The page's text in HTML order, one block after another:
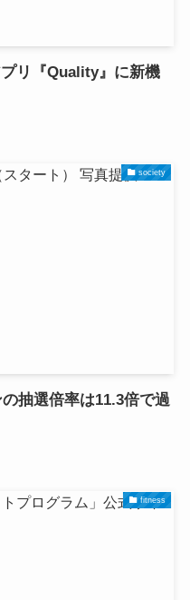
リ『Quality』に新機
society
抽選倍率は11.3倍で過
fitness